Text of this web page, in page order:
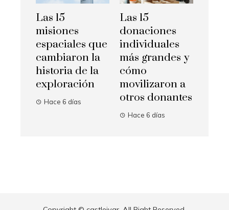
Las 15
misiones
espaciales que
cambiaron la
historia de la
exploración
Hace 6 días
Las 15
donaciones
individuales
más grandes y
cómo
movilizaron a
otros donantes
Hace 6 días